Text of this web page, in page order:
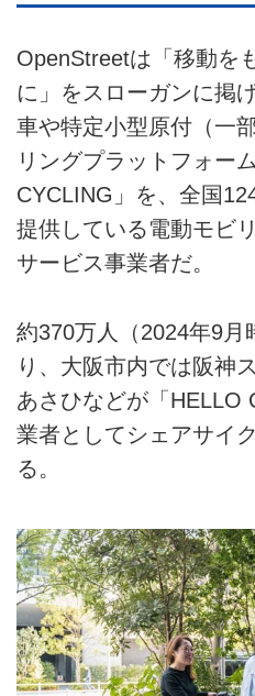
OpenStreetは「移動を
に」をスローガンに掲
車や特定小型原付（一
リングプラットフォー
CYCLING」を、全国
提供している電動モビ
サービス事業者だ。
約370万人（2024年9月
り、大阪市内では阪神
あさひなどが「HELLO
業者としてシェアサイ
る。